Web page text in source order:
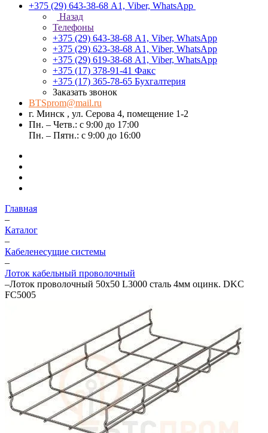
+375 (29) 643-38-68 А1, Viber, WhatsApp
Назад
Телефоны
+375 (29) 643-38-68 А1, Viber, WhatsApp
+375 (29) 623-38-68 А1, Viber, WhatsApp
+375 (29) 619-38-68 А1, Viber, WhatsApp
+375 (17) 378-91-41 Факс
+375 (17) 365-78-65 Бухгалтерия
Заказать звонок
BTSprom@mail.ru
г. Минск , ул. Серова 4, помещение 1-2
Пн. – Четв.: с 9:00 до 17:00
Пн. – Пятн.: с 9:00 до 16:00
Главная
–
Каталог
–
Кабеленесущие системы
–
Лоток кабельный проволочный
–Лоток проволочный 50х50 L3000 сталь 4мм оцинк. DKC
FC5005